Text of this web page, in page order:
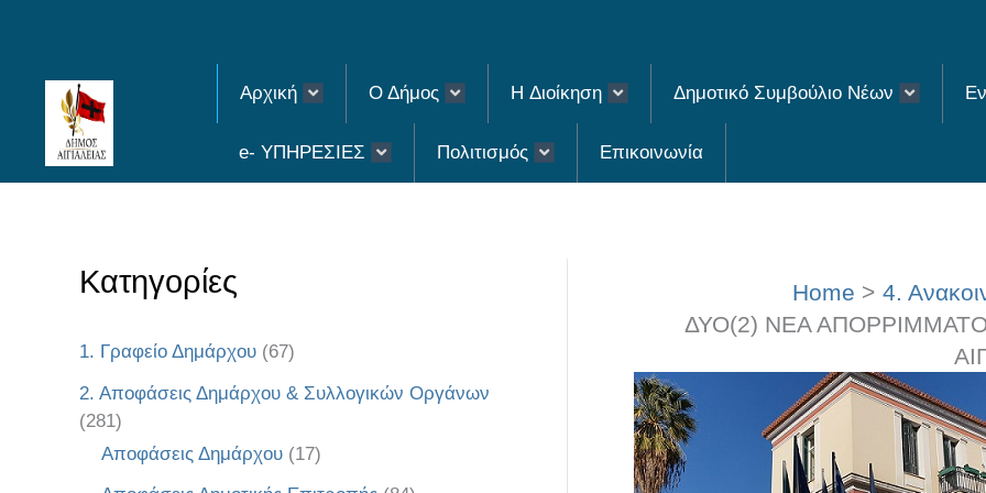
content
Αρχική Ο Δήμος H Διοίκηση Δημοτικό Συμβούλιο Νέων
e- ΥΠΗΡΕΣΙΕΣ Πολιτισμός Επικοινωνία
Κατηγορίες
1. Γραφείο Δημάρχου (67)
2. Αποφάσεις Δημάρχου & Συλλογικών Οργάνων
(281)
Αποφάσεις Δημάρχου (17)
Home 4.
ΔΥΟ(2) ΝΕΑ